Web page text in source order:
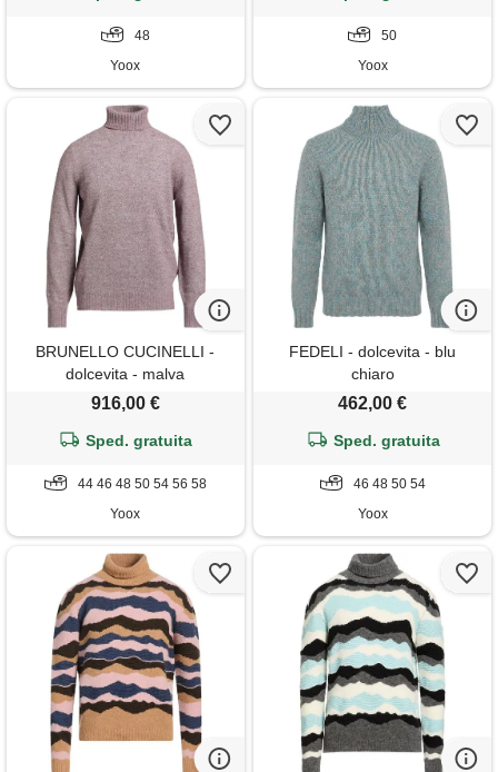
48
Yoox
50
Yoox
BRUNELLO CUCINELLI -
dolcevita - malva
916,00 €
Sped. gratuita
44 46 48 50 54 56 58
Yoox
FEDELI - dolcevita - blu
chiaro
462,00 €
Sped. gratuita
46 48 50 54
Yoox